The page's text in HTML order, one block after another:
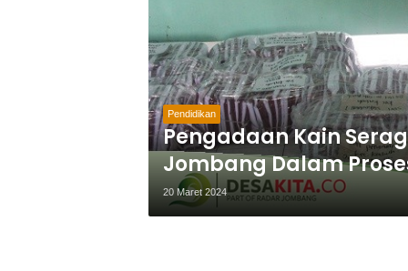
Pendidikan
Pengadaan Kain
Jombang Dalam
Dinas Pendidikan dan
20 Maret 2024